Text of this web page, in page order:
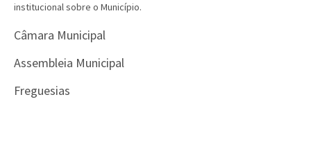
institucional sobre o Município.
Câmara Municipal
Assembleia Municipal
Freguesias